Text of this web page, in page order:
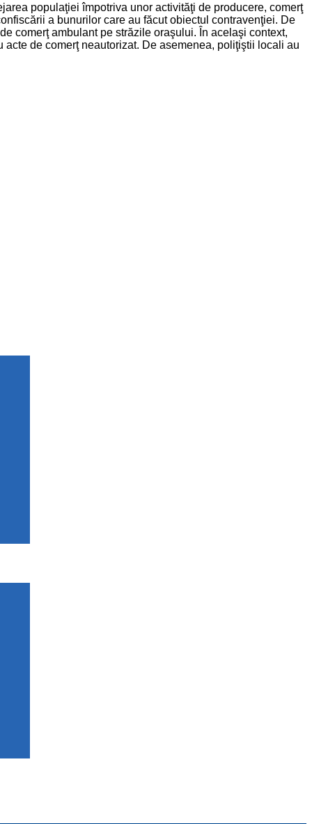
populaţiei împotriva unor activităţi de producere, comerţ
a bunurilor care au făcut obiectul contravenţiei. De
comerţ ambulant pe străzile oraşului. În acelaşi context,
de comerţ neautorizat. De asemenea, poliţiştii locali au